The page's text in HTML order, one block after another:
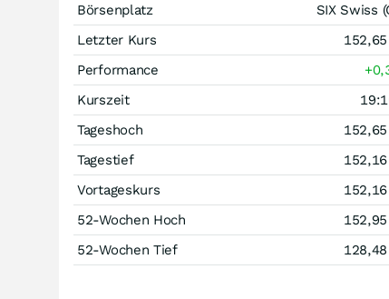
Börsenplatz
SIX Swiss
Letzter Kurs
152,65
Performance
Kurszeit
Tageshoch
152,65
Tagestief
152,16
Vortageskurs
152,16
52-Wochen Hoch
152,95
52-Wochen Tief
128,48